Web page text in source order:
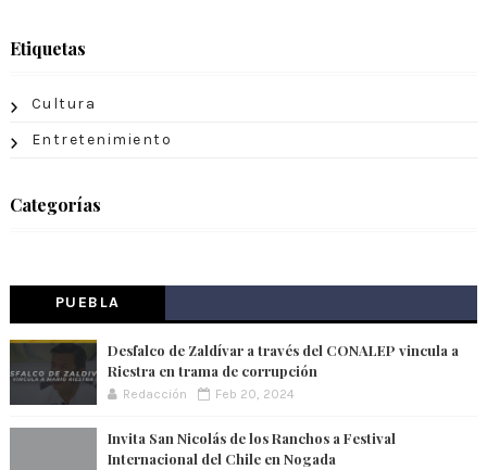
Etiquetas
Cultura
Entretenimiento
Categorías
PUEBLA
Desfalco de Zaldívar a través del CONALEP vincula a
Riestra en trama de corrupción
Redacción Feb 20, 2024
Invita San Nicolás de los Ranchos a Festival
Internacional del Chile en Nogada